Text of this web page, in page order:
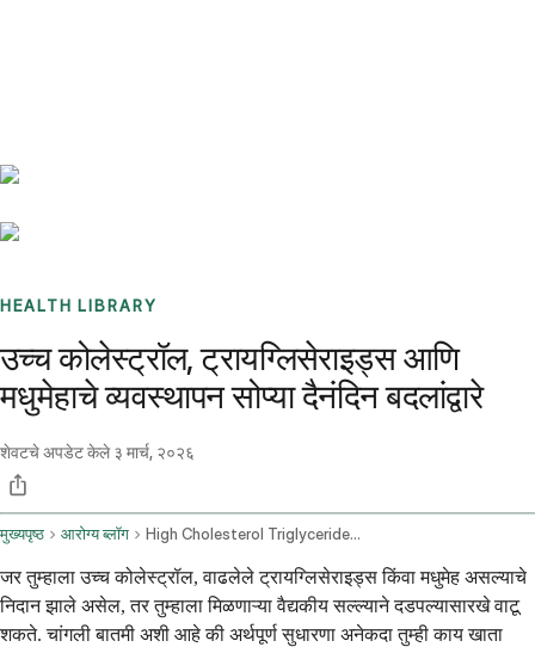
HEALTH LIBRARY
उच्च कोलेस्ट्रॉल, ट्रायग्लिसेराइड्स आणि
मधुमेहाचे व्यवस्थापन सोप्या दैनंदिन बदलांद्वारे
शेवटचे अपडेट केले ३ मार्च, २०२६
मुख्यपृष्ठ आरोग्य ब्लॉग High Cholesterol Triglycerides And Diabetes Diet And Lifestyle Changes
जर तुम्हाला उच्च कोलेस्ट्रॉल, वाढलेले ट्रायग्लिसेराइड्स किंवा मधुमेह असल्याचे
निदान झाले असेल, तर तुम्हाला मिळणाऱ्या वैद्यकीय सल्ल्याने दडपल्यासारखे वाटू
शकते. चांगली बातमी अशी आहे की अर्थपूर्ण सुधारणा अनेकदा तुम्ही काय खाता